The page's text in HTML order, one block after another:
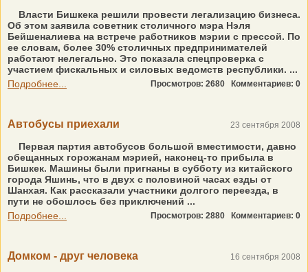
Власти Бишкека решили провести легализацию бизнеса.
Об этом заявила советник столичного мэра Нэля
Бейшеналиева на встрече работников мэрии с прессой. По
ее словам, более 30% столичных предпринимателей
работают нелегально. Это показала спецпроверка с
участием фискальных и силовых ведомств республики. ...
Подробнее...
Просмотров: 2680 Комментариев: 0
Автобусы приехали 23 сентября 2008
Первая партия автобусов большой вместимости, давно
обещанных горожанам мэрией, наконец-то прибыла в
Бишкек. Машины были пригнаны в субботу из китайского
города Яшинь, что в двух с половиной часах езды от
Шанхая. Как рассказали участники долгого переезда, в
пути не обошлось без приключений ...
Подробнее...
Просмотров: 2880 Комментариев: 0
Домком - друг человека 16 сентября 2008